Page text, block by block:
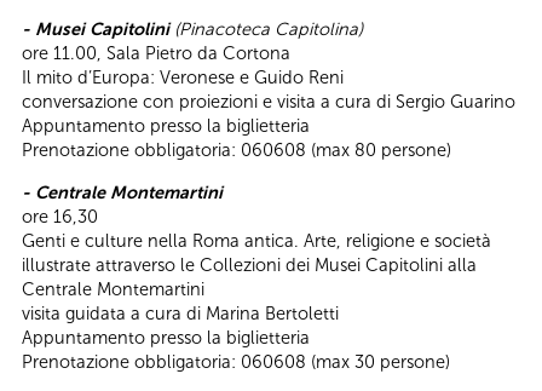
- Musei Capitolini (Pinacoteca Capitolina)
ore 11.00, Sala Pietro da Cortona
Il mito d’Europa: Veronese e Guido Reni
conversazione con proiezioni e visita a cura di Sergio Guarino
Appuntamento presso la biglietteria
Prenotazione obbligatoria: 060608 (max 80 persone)
- Centrale Montemartini
ore 16,30
Genti e culture nella Roma antica. Arte, religione e società
illustrate attraverso le Collezioni dei Musei Capitolini alla
Centrale Montemartini
visita guidata a cura di Marina Bertoletti
Appuntamento presso la biglietteria
Prenotazione obbligatoria: 060608 (max 30 persone)